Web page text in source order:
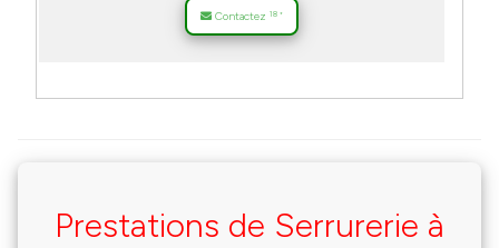
Contactez 18 *
Prestations de Serrurerie à